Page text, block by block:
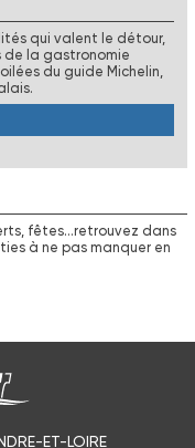
qui valent le détour,
de la gastronomie
du guide Michelin,
fêtes…retrouvez dans
à ne pas manquer en
ET-LOIRE